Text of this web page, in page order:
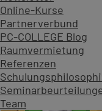
Online-Kurse
Partnerverbund
PC-COLLEGE Blog
Raumvermietung
Referenzen
Team
1 Garantietermin
Was unsere